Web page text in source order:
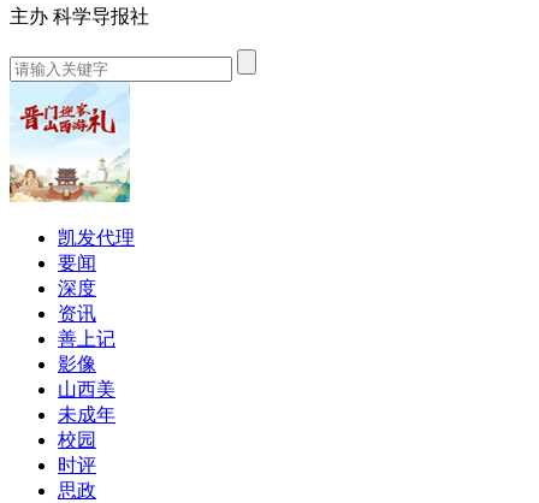
主办 科学导报社
凯发代理
要闻
深度
资讯
善上记
影像
山西美
未成年
校园
时评
思政